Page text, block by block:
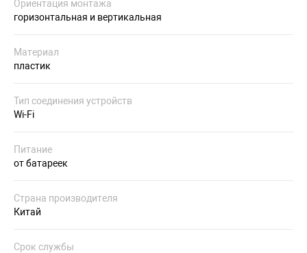
Ориентация монтажа
горизонтальная и вертикальная
Материал
пластик
Тип соединения устройств
Wi-Fi
Питание
от батареек
Страна производителя
Китай
Срок службы